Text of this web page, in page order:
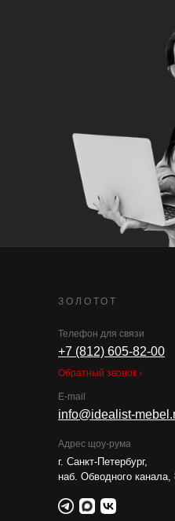
ЗОЛОТОТ
+7 (812) 605-82-00
info@idealist-
Телефон для связи
E-mail
Адрес щоу-рума
Обратный звонок ›
г. Санкт-Петербург,
наб. Обводного канала,